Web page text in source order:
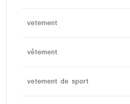
vetement
vêtement
vetement de sport